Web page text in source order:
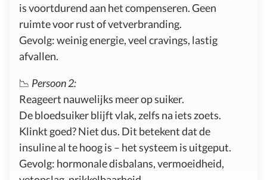
is voortdurend aan het compenseren. Geen
ruimte voor rust of vetverbranding.
Gevolg: weinig energie, veel cravings, lastig
afvallen.
📉 Persoon 2:
Reageert nauwelijks meer op suiker.
De bloedsuiker blijft vlak, zelfs na iets zoets.
Klinkt goed? Niet dus. Dit betekent dat de
insuline al te hoog is – het systeem is uitgeput.
Gevolg: hormonale disbalans, vermoeidheid,